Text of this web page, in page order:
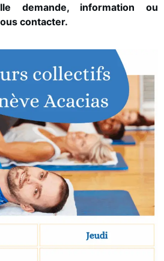
demande, information ou
contacter.